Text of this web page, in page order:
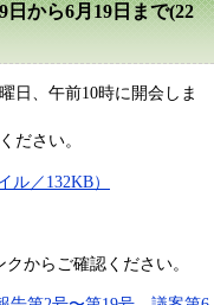
から6月19日まで(22
日、午前10時に開会しま
ださい。
ル／132KB）
からご確認ください。